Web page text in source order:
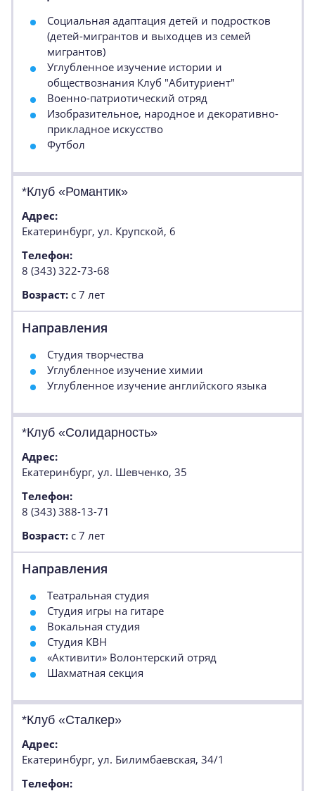
Социальная адаптация детей и подростков
(детей-мигрантов и выходцев из семей
мигрантов)
Углубленное изучение истории и
обществознания Клуб "Абитуриент"
Военно-патриотический отряд
Изобразительное, народное и декоративно-
прикладное искусство
Футбол
*Клуб «Романтик»
Адрес:
Екатеринбург, ул. Крупской, 6
Телефон:
8 (343) 322-73-68
Возраст: с 7 лет
Направления
Студия творчества
Углубленное изучение химии
Углубленное изучение английского языка
*Клуб «Солидарность»
Адрес:
Екатеринбург, ул. Шевченко, 35
Телефон:
8 (343) 388-13-71
Возраст: с 7 лет
Направления
Театральная студия
Студия игры на гитаре
Вокальная студия
Студия КВН
«Активити» Волонтерский отряд
Шахматная секция
*Клуб «Сталкер»
Адрес:
Екатеринбург, ул. Билимбаевская, 34/1
Телефон: